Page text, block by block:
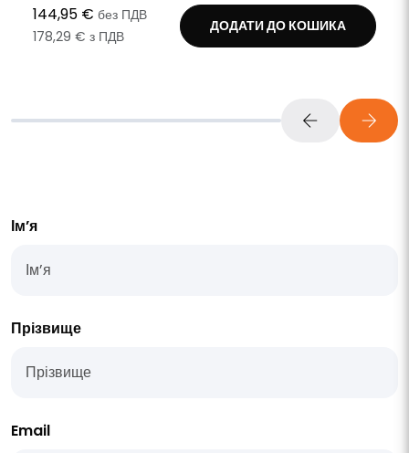
144,95 € без ПДВ
178,29 € з ПДВ
ДОДАТИ ДО КОШИКА
Ім’я
Прізвище
Email